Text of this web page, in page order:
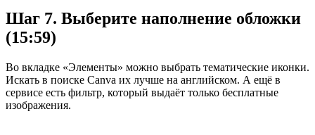
Шаг 7. Выберите наполнение обложки
(15:59)
Во вкладке «Элементы» можно выбрать тематические иконки.
Искать в поиске Canva их лучше на английском. А ещё в
сервисе есть фильтр, который выдаёт только бесплатные
изображения.